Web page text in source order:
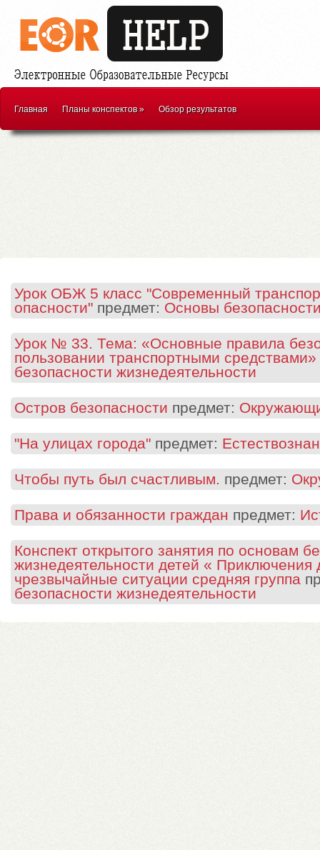
Главная Планы конспектов» Обзор результатов
Урок ОБЖ 5 класс "Современный
опасности" предмет: Основы
Урок № 33. Тема: «Основные правила
пользовании транспортными средствами»
безопасности жизнедеятельности
Остров безопасности предмет:
"На улицах города" предмет:
Чтобы путь был счастливым. предмет:
Права и обязанности граждан предмет:
Конспект открытого занятия по основам
жизнедеятельности детей « Приключения
чрезвычайные ситуации средняя группа
безопасности жизнедеятельности